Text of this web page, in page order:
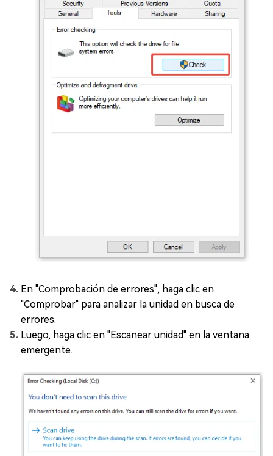
En "Comprobación de errores", haga clic en
"Comprobar" para analizar la unidad en busca de
errores.
Luego, haga clic en "Escanear unidad" en la ventana
emergente.